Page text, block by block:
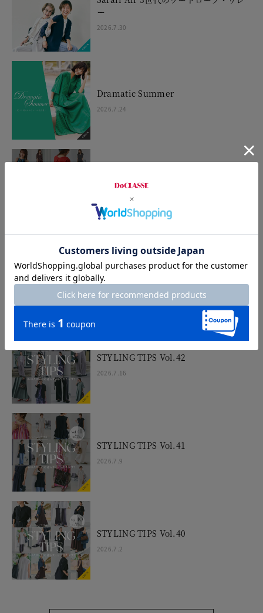
ー
2026.7.30
Dramatic Summer
2026.7.24
STYLING TIPS Vol.43
UVスラブワンピ＆カーデ
2026.7.17
STYLING TIPS Vol.42
2026.7.16
STYLING TIPS Vol.41
2026.7.9
STYLING TIPS Vol.40
2026.7.2